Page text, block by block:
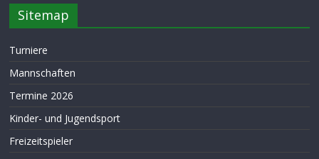
Sitemap
Turniere
Mannschaften
Termine 2026
Kinder- und Jugendsport
Freizeitspieler